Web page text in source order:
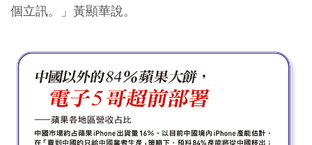
個立訊。」黃顯華說。